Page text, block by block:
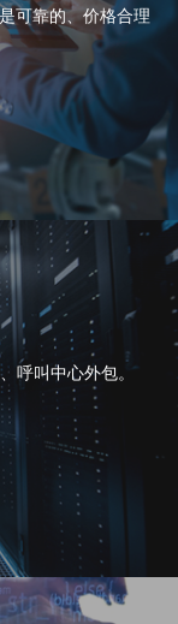
可靠的、价格合理
呼叫中心外包。